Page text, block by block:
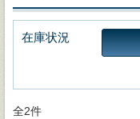
在庫状況
全2件